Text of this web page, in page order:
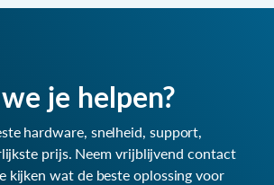
je helpen?
hardware, snelheid, support,
prijs. Neem vrijblijvend contact
kijken wat de beste oplossing voor